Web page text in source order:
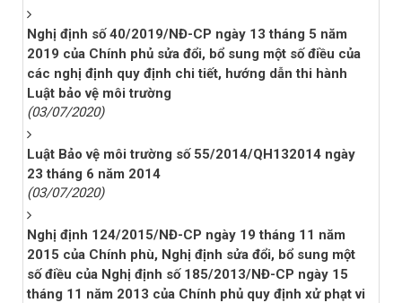
Nghị định số 40/2019/NĐ-CP ngày 13 tháng 5 năm
2019 của Chính phủ sửa đổi, bổ sung một số điều của
các nghị định quy định chi tiết, hướng dẫn thi hành
Luật bảo vệ môi trường
(03/07/2020)
Luật Bảo vệ môi trường số 55/2014/QH132014 ngày
23 tháng 6 năm 2014
(03/07/2020)
Nghị định 124/2015/NĐ-CP ngày 19 tháng 11 năm
2015 của Chính phù, Nghị định sửa đổi, bổ sung một
số điều của Nghị định số 185/2013/NĐ-CP ngày 15
tháng 11 năm 2013 của Chính phủ quy định xử phạt vi